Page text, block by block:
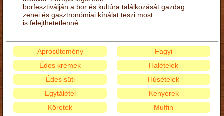
borfesztiválján a bor és kultúra találkozását gazdag
zenei és gasztronómiai kínálat teszi most
is felejthetetlenné.
Aprósütemény
Édes krémek
Édes süti
Egytálétel
Fagyi
Halételek
Húsételek
Kenyerek
Köretek
Muffin